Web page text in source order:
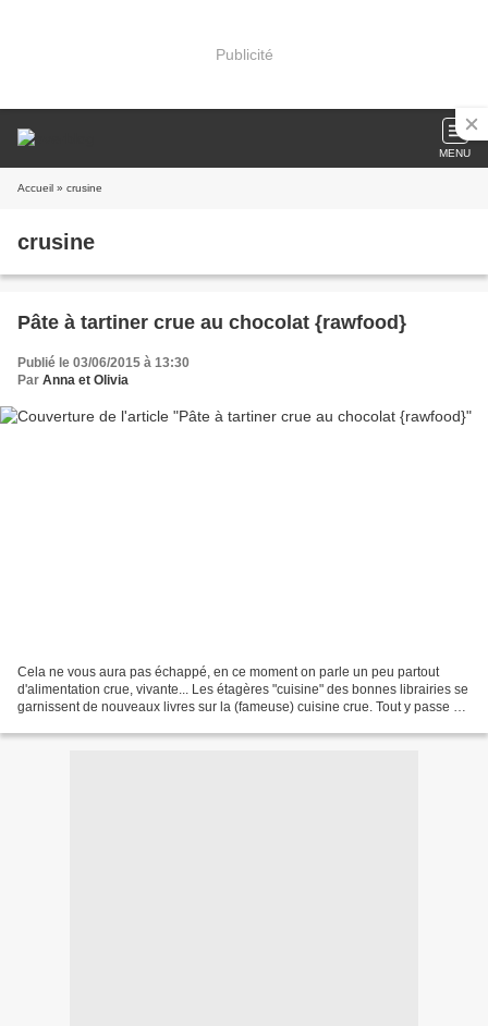
Publicité
MENU
Accueil » crusine
crusine
Pâte à tartiner crue au chocolat {rawfood}
Publié le 03/06/2015 à 13:30
Par Anna et Olivia
Cela ne vous aura pas échappé, en ce moment on parle un peu partout
d'alimentation crue, vivante... Les étagères "cuisine" des bonnes librairies se
garnissent de nouveaux livres sur la (fameuse) cuisine crue. Tout y passe et